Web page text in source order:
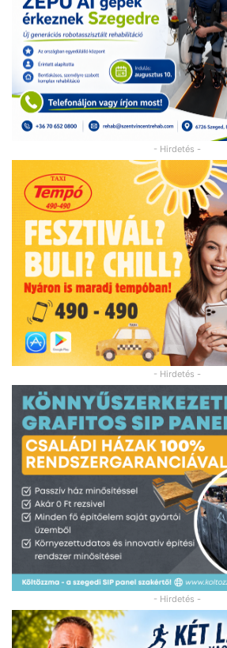
- Hirdetés -
- Hirdetés -
- Hirdetés -